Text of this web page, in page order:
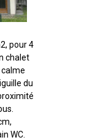
pour 4
chalet
du
WC.